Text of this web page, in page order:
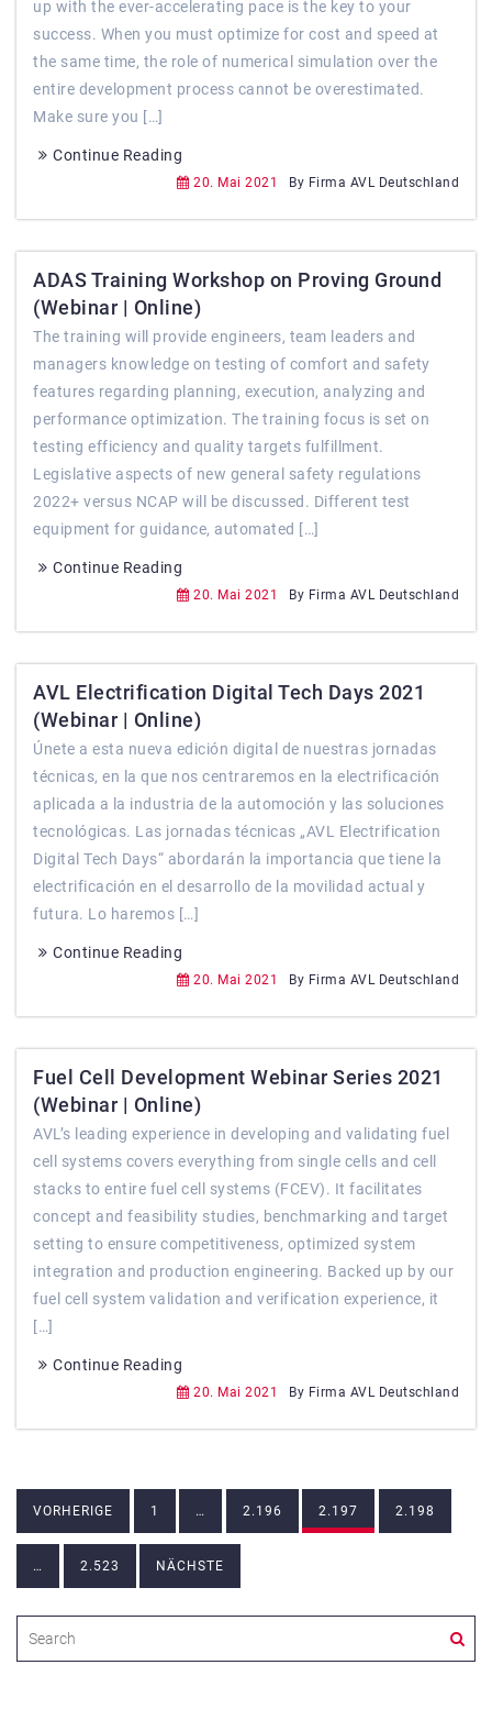
up with the ever-accelerating pace is the key to your
success. When you must optimize for cost and speed at
the same time, the role of numerical simulation over the
entire development process cannot be overestimated.
Make sure you […]
Continue Reading
20. Mai 2021 By Firma AVL Deutschland
ADAS Training Workshop on Proving Ground
(Webinar | Online)
The training will provide engineers, team leaders and
managers knowledge on testing of comfort and safety
features regarding planning, execution, analyzing and
performance optimization. The training focus is set on
testing efficiency and quality targets fulfillment.
Legislative aspects of new general safety regulations
2022+ versus NCAP will be discussed. Different test
equipment for guidance, automated […]
Continue Reading
20. Mai 2021 By Firma AVL Deutschland
AVL Electrification Digital Tech Days 2021
(Webinar | Online)
Únete a esta nueva edición digital de nuestras jornadas
técnicas, en la que nos centraremos en la electrificación
aplicada a la industria de la automoción y las soluciones
tecnológicas. Las jornadas técnicas „AVL Electrification
Digital Tech Days“ abordarán la importancia que tiene la
electrificación en el desarrollo de la movilidad actual y
futura. Lo haremos […]
Continue Reading
20. Mai 2021 By Firma AVL Deutschland
Fuel Cell Development Webinar Series 2021
(Webinar | Online)
AVL’s leading experience in developing and validating fuel
cell systems covers everything from single cells and cell
stacks to entire fuel cell systems (FCEV). It facilitates
concept and feasibility studies, benchmarking and target
setting to ensure competitiveness, optimized system
integration and production engineering. Backed up by our
fuel cell system validation and verification experience, it
[…]
Continue Reading
20. Mai 2021 By Firma AVL Deutschland
Beitragsnavigation
VORHERIGE 1 … 2.196 2.197 2.198
… 2.523 NÄCHSTE